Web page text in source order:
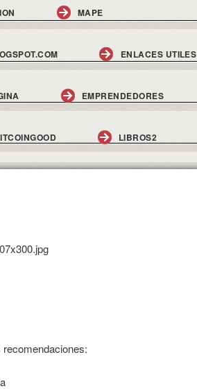
MAPE
ENLACES UTILES
EMPRENDEDORES
LIBROS2